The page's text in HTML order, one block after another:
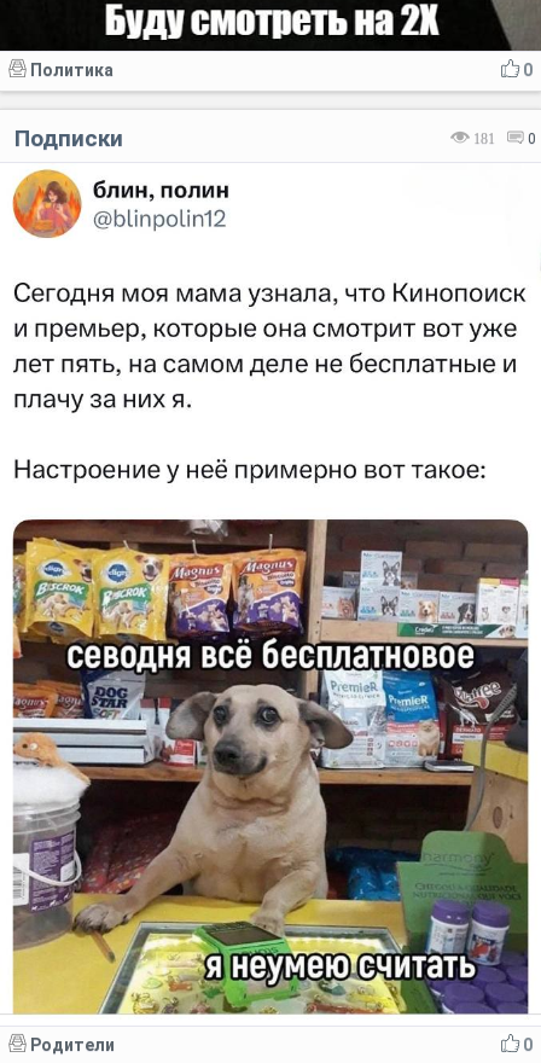
0
Политика
181 0
Подписки
0
Родители